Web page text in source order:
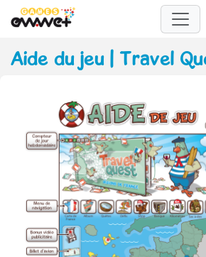
Aide du jeu | Travel